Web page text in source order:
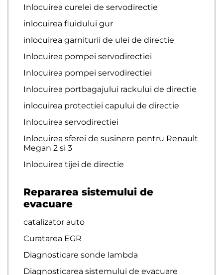
Inlocuirea curelei de servodirectie
inlocuirea fluidului gur
inlocuirea garniturii de ulei de directie
Inlocuirea pompei servodirectiei
Inlocuirea pompei servodirectiei
Inlocuirea portbagajului rackului de directie
inlocuirea protectiei capului de directie
Inlocuirea servodirectiei
Inlocuirea sferei de susinere pentru Renault
Megan 2 si 3
Inlocuirea tijei de directie
Repararea sistemului de
evacuare
catalizator auto
Curatarea EGR
Diagnosticare sonde lambda
Diagnosticarea sistemului de evacuare